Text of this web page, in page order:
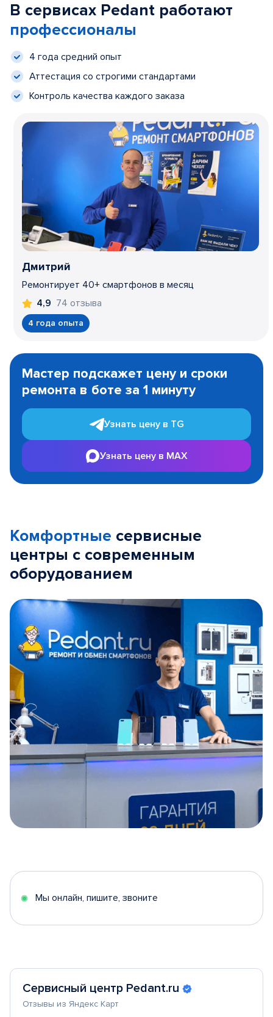
В сервисах Pedant работают
профессионалы
4 года средний опыт
Аттестация со строгими стандартами
Контроль качества каждого заказа
Дмитрий
Ремонтирует 40+ смартфонов в месяц
4,9 74 отзыва
4 года опыта
1
Мастер подскажет цену и сроки
ремонта в боте за 1 минуту
Узнать цену в TG
Узнать цену в MAX
Комфортные сервисные
центры с современным
оборудованием
5
Мы онлайн, пишите, звоните
Сервисный центр Pedant.ru
Отзывы из Яндекс Карт